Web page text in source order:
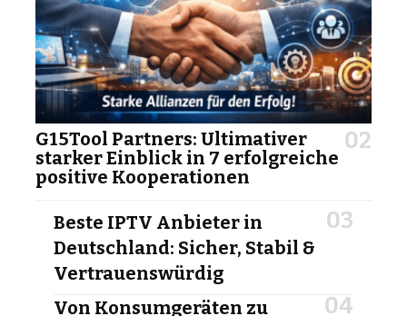
G15Tool Partners: Ultimativer
starker Einblick in 7 erfolgreiche
positive Kooperationen
Beste IPTV Anbieter in
Deutschland: Sicher, Stabil &
Vertrauenswürdig
Von Konsumgeräten zu